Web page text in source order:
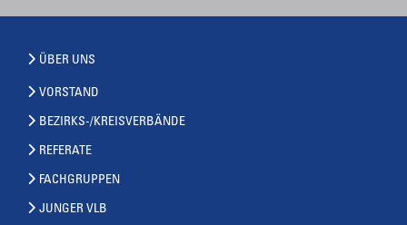
ÜBER UNS
VORSTAND
BEZIRKS-/KREISVERBÄNDE
REFERATE
FACHGRUPPEN
JUNGER VLB